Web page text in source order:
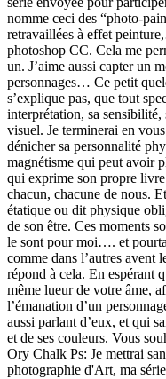
nomme ceci des “photo-
retravaillées à effet
photoshop CC. Cela me
un. J’aime aussi capter un
personnages… Ce petit
s’explique pas, que tout
interprétation, sa sensibilité,
visuel. Je terminerai en
dénicher sa personnalité
magnétisme qui peut avoir
qui exprime son propre
chacun, chacune de nous.
étatique ou dit physique
de son être. Ces moments
le sont pour moi…. et
comme dans l’autres avent
répond à cela. En espérant
même lueur de votre âme,
l’émanation d’un
aussi parlant d’eux, et qui
et de ses couleurs. Vous
Ory Chalk Ps: Je mettrai
photographie d'Art, ma